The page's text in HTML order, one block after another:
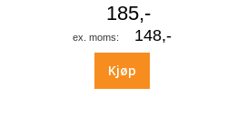
185,-
148,-
Kjøp